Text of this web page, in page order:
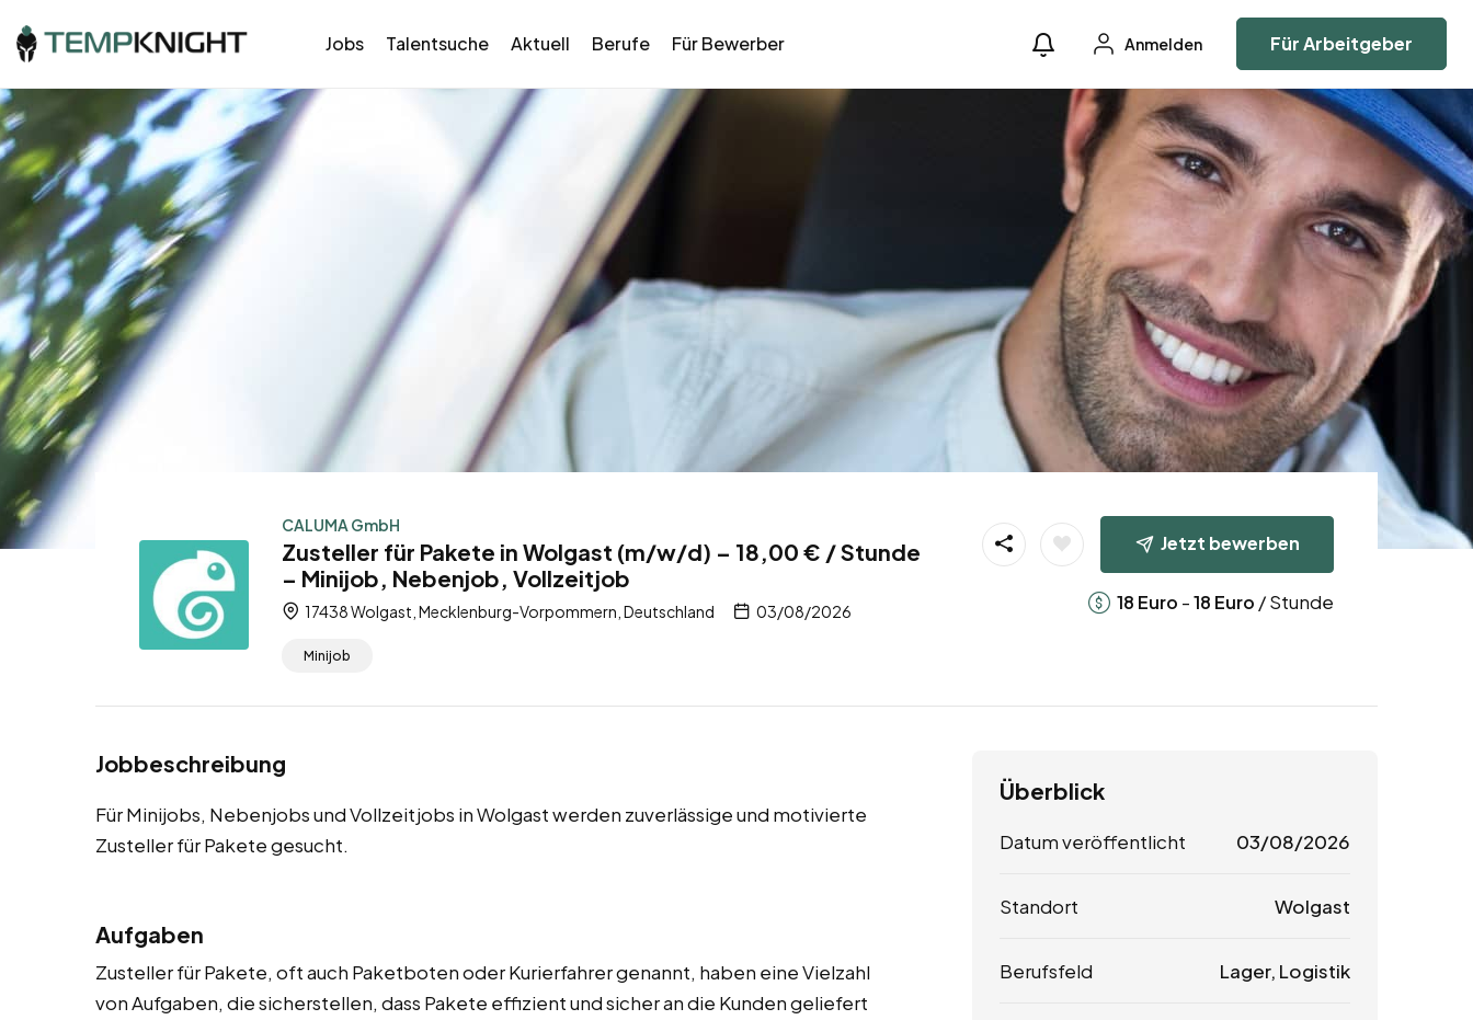
Jobs Talentsuche Aktuell Berufe Für Bewerber Anmelden Für Arbeitgeber
CALUMA GmbH
Zusteller für Pakete in Wolgast (m/w/d) – 18,00 € / Stunde
– Minijob, Nebenjob, Vollzeitjob
17438 Wolgast, Mecklenburg-Vorpommern, Deutschland 03/08/2026
Minijob
Jetzt bewerben
18 Euro -18 Euro / Stunde
Jobbeschreibung
Für Minijobs, Nebenjobs und Vollzeitjobs in Wolgast werden zuverlässige und motivierte
Zusteller für Pakete gesucht.
Aufgaben
Zusteller für Pakete, oft auch Paketboten oder Kurierfahrer genannt, haben eine Vielzahl
von Aufgaben, die sicherstellen, dass Pakete effizient und sicher an die Kunden geliefert
Überblick
Datum veröffentlicht 03/08/2026
Standort Wolgast
Berufsfeld Lager, Logistik